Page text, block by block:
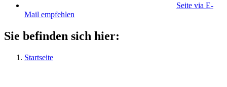
Seite via E-
Mail empfehlen
Sie befinden sich hier:
Startseite